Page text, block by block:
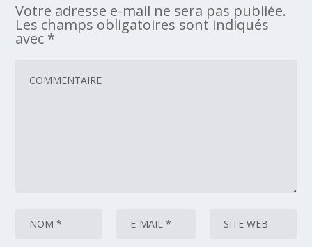
Votre adresse e-mail ne sera pas publiée.
Les champs obligatoires sont indiqués
avec *